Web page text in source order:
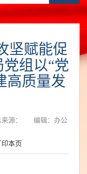
坚赋能促
组以“党
高质量发
源：
编辑：办公
本页